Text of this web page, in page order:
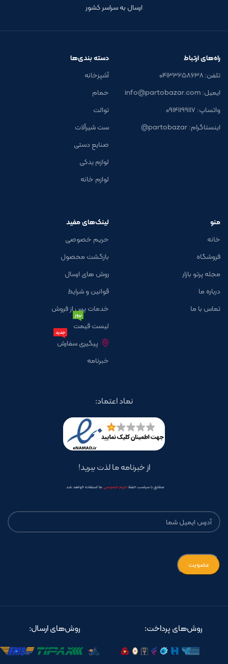
ارسال به سراسر کشور
راه‌های ارتباط
تلفن: ۰۴۱۳۳۲۵۸۶۳۸
ایمیل: info@partobazar.com
واتساپ: ۰۹۱۴۱۱۹۹۱۱۷
اینستاگرام: partobazar@
دسته بندی‌ها
آشپزخانه
حمام
توالت
ست شیرآلات
صنایع دستی
لوازم یدکی
لوازم خانه
منو
خانه
فروشگاه
مجله پرتو بازار
درباره ما
تماس با ما
لینک‌های مفید
حریم خصوصی
بازگشت محصول
روش های ارسال
قوانین و شرایط
خدمات پس از فروش
لیست قیمت
بروز
پیگیری سفارش
جدید
خبرنامه
نماد اعتماد:
از خبرنامه ما لذت ببرید!
مطابق با سیاست حفظحریم خصوصی ما استفاده خواهد شد
روش‌های پرداخت: روش‌های ارسال: